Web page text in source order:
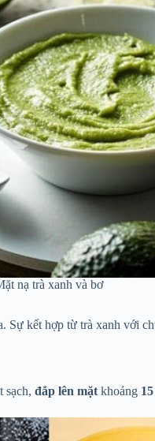
nạ trà xanh và bơ
Sự kết hợp từ trà xanh với
sạch, đắp lên mặt khoảng